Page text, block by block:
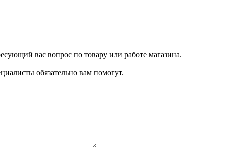
вас вопрос по товару или работе магазина.
обязательно вам помогут.